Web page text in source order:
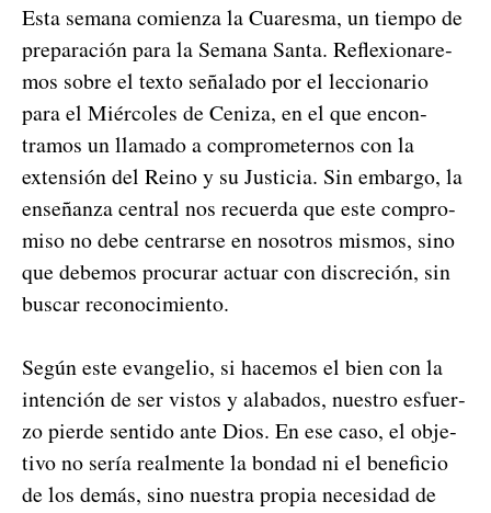
Esta sem­ana comien­za la Cuares­ma, un tiem­po de
preparación para la Sem­ana San­ta. Reflex­ionare­
mos sobre el tex­to señal­a­do por el lec­cionario
para el Miér­coles de Ceniza, en el que encon­
tramos un lla­ma­do a com­pro­m­e­ter­nos con la
exten­sión del Reino y su Jus­ti­cia. Sin embar­go, la
enseñan­za cen­tral nos recuer­da que este com­pro­
miso no debe cen­trarse en nosotros mis­mos, sino
que debe­mos procu­rar actu­ar con dis­cre­ción, sin
bus­car reconocimien­to.
Según este evan­ge­lio, si hace­mos el bien con la
inten­ción de ser vis­tos y alaba­dos, nue­stro esfuer­
zo pierde sen­ti­do ante Dios. En ese caso, el obje­
ti­vo no sería real­mente la bon­dad ni el ben­efi­cio
de los demás, sino nues­tra propia necesi­dad de